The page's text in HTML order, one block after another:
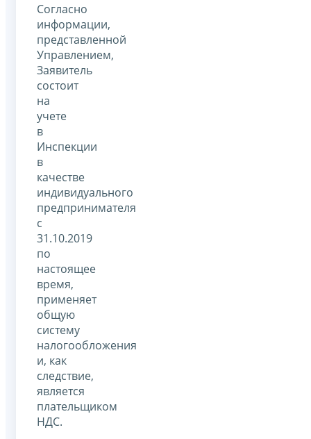
Согласно
информации,
представленной
Управлением,
Заявитель
состоит
на
учете
в
Инспекции
в
качестве
индивидуального
предпринимателя
с
31.10.2019
по
настоящее
время,
применяет
общую
систему
налогообложения
и, как
следствие,
является
плательщиком
НДС.